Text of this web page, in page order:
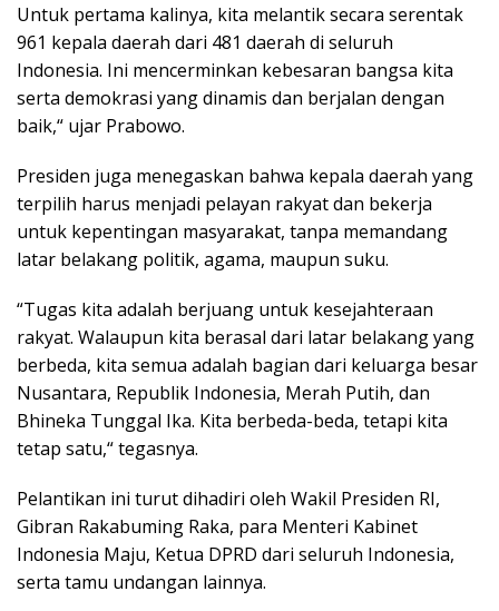
Untuk pertama kalinya, kita melantik secara serentak
961 kepala daerah dari 481 daerah di seluruh
Indonesia. Ini mencerminkan kebesaran bangsa kita
serta demokrasi yang dinamis dan berjalan dengan
baik,“ ujar Prabowo.
Presiden juga menegaskan bahwa kepala daerah yang
terpilih harus menjadi pelayan rakyat dan bekerja
untuk kepentingan masyarakat, tanpa memandang
latar belakang politik, agama, maupun suku.
“Tugas kita adalah berjuang untuk kesejahteraan
rakyat. Walaupun kita berasal dari latar belakang yang
berbeda, kita semua adalah bagian dari keluarga besar
Nusantara, Republik Indonesia, Merah Putih, dan
Bhineka Tunggal Ika. Kita berbeda-beda, tetapi kita
tetap satu,“ tegasnya.
Pelantikan ini turut dihadiri oleh Wakil Presiden RI,
Gibran Rakabuming Raka, para Menteri Kabinet
Indonesia Maju, Ketua DPRD dari seluruh Indonesia,
serta tamu undangan lainnya.